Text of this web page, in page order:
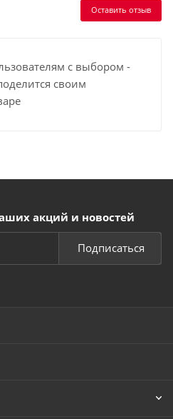
Оставить отзыв
с выбором -
своим
акций и новостей
Подписаться